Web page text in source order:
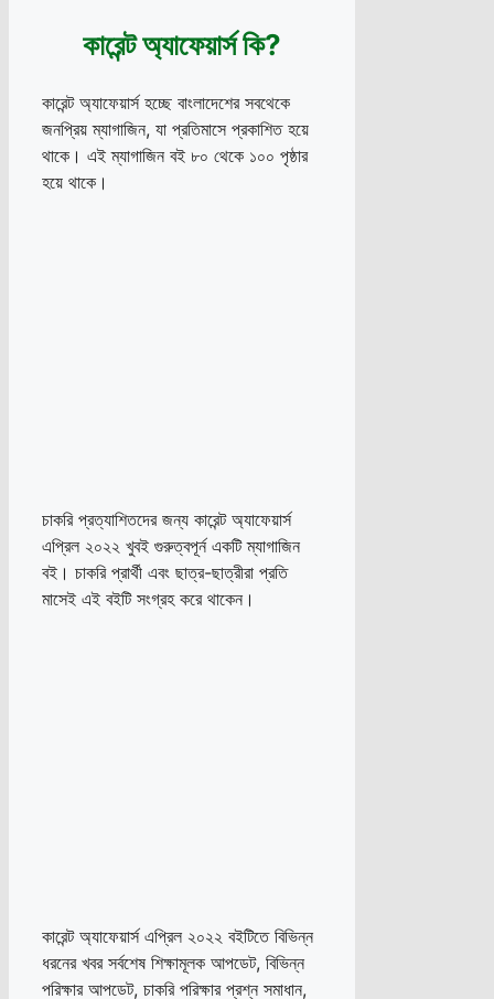
কারেন্ট অ্যাফেয়ার্স কি?
কারেন্ট অ্যাফেয়ার্স হচ্ছে বাংলাদেশের সবথেকে
জনপ্রিয় ম্যাগাজিন, যা প্রতিমাসে প্রকাশিত হয়ে
থাকে। এই ম্যাগাজিন বই ৮০ থেকে ১০০ পৃষ্ঠার
হয়ে থাকে।
চাকরি প্রত্যাশিতদের জন্য কারেন্ট অ্যাফেয়ার্স
এপ্রিল ২০২২ খুবই গুরুত্বপূর্ন একটি ম্যাগাজিন
বই। চাকরি প্রার্থী এবং ছাত্র-ছাত্রীরা প্রতি
মাসেই এই বইটি সংগ্রহ করে থাকেন।
কারেন্ট অ্যাফেয়ার্স এপ্রিল ২০২২ বইটিতে বিভিন্ন
ধরনের খবর সর্বশেষ শিক্ষামূলক আপডেট, বিভিন্ন
পরিক্ষার আপডেট, চাকরি পরিক্ষার প্রশ্ন সমাধান,